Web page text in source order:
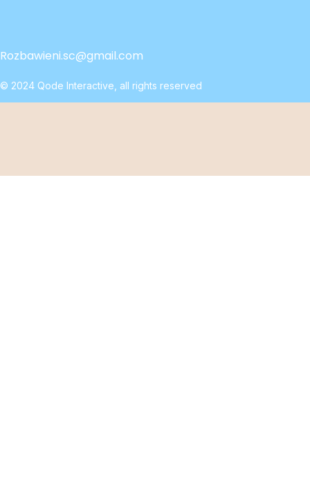
Rozbawieni.sc@gmail.com
© 2024 Qode Interactive , all rights reserved